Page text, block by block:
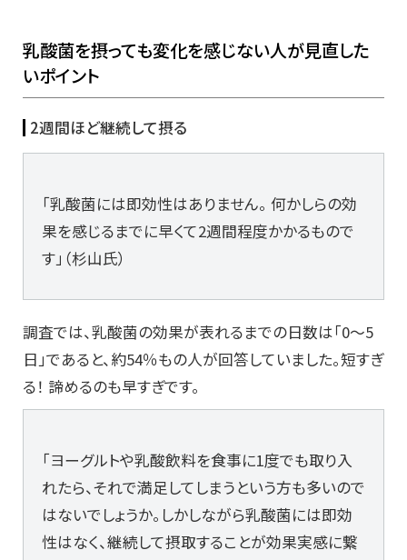
乳酸菌を摂っても変化を感じない人が見直した
いポイント
2週間ほど継続して摂る
「乳酸菌には即効性はありません。 何かしらの効
果を感じるまでに早くて2週間程度かかるもので
す」（杉山氏）
調査では、乳酸菌の効果が表れるまでの日数は「0～5
日」であると、約54％もの人が回答していました。短すぎ
る！ 諦めるのも早すぎです。
「ヨーグルトや乳酸飲料を食事に1度でも取り入
れたら、それで満足してしまうという方も多いので
はないでしょうか。しかしながら乳酸菌には即効
性はなく、継続して摂取することが効果実感に繋